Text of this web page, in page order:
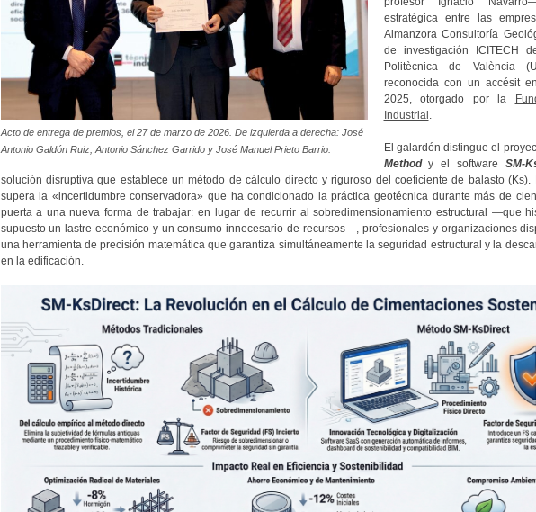
Acto de entrega de premios, el 27 de marzo de 2026. De izquierda a derecha: José
Antonio Galdón Ruiz, Antonio Sánchez Garrido y José Manuel Prieto Barrio.
estratégica entre las
Almanzora Consultoría
de investigación ICITECH
Politècnica de València
reconocida con un accésit
2025, otorgado por la
Industrial .
El galardón distingue el
Methody el software SM-
solución disruptiva que establece un método de cálculo directo y riguroso del coeficiente de balasto (Ks).
supera la «incertidumbre conservadora» que ha condicionado la práctica geotécnica durante más de
puerta a una nueva forma de trabajar: en lugar de recurrir al sobredimensionamiento estructural —que
supuesto un lastre económico y un consumo innecesario de recursos—, profesionales y organizaciones
una herramienta de precisión matemática que garantiza simultáneamente la seguridad estructural y la
en la edificación.